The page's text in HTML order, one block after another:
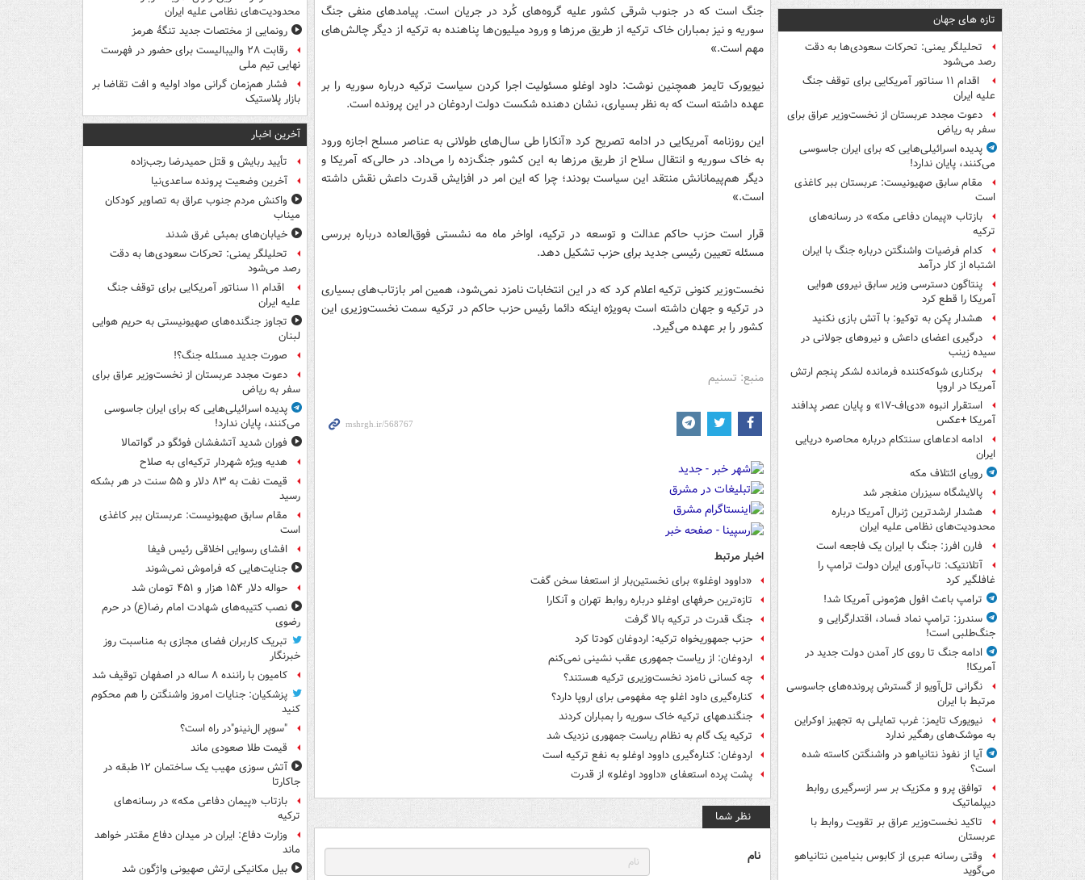
تازه های جهان
تحلیلگر یمنی: تحرکات سعودی‌ها به دقت
رصد می‌شود
اقدام ۱۱ سناتور آمریکایی برای توقف جنگ
علیه ایران
دعوت مجدد عربستان از نخست‌وزیر عراق برای
سفر به ریاض
پدیده اسرائیلی‌هایی که برای ایران جاسوسی
می‌کنند، پایان ندارد!
مقام سابق صهیونیست: عربستان ببر کاغذی
است
بازتاب «پیمان دفاعی مکه» در رسانه‌های
ترکیه
کدام فرضیات واشنگتن درباره جنگ با ایران
اشتباه از کار درآمد
پنتاگون دسترسی وزیر سابق نیروی هوایی
آمریکا را قطع کرد
هشدار پکن به توکیو: با آتش بازی نکنید
درگیری اعضای داعش و نیروهای جولانی در
سیده زینب
برکناری شوکه‌کننده فرمانده لشکر پنجم ارتش
آمریکا در اروپا
استقرار انبوه «دی‌اف‑۱۷» و پایان عصر پدافند
آمریکا +عکس
ادامه ادعاهای سنتکام درباره محاصره دریایی
ایران
رویای ائتلاف مکه
پالایشگاه سیزران منفجر شد
هشدار ارشدترین ژنرال آمریکا درباره
محدودیت‌های نظامی علیه ایران
فارن افرز: جنگ با ایران یک فاجعه است
آتلانتیک: تاب‌آوری ایران دولت ترامپ را
غافلگیر کرد
ترامپ باعث افول هژمونی آمریکا شد!
سندرز: ترامپ نماد فساد، اقتدارگرایی و
جنگ‌طلبی است!
ادامه جنگ تا روی کار آمدن دولت جدید در
آمریکا!
نگرانی تل‌آویو از گسترش پرونده‌های جاسوسی
مرتبط با ایران
نیویورک تایمز: غرب تمایلی به تجهیز اوکراین
به موشک‌های رهگیر ندارد
آیا از نفوذ نتانیاهو در واشنگتن کاسته شده
است؟
توافق پرو و مکزیک بر سر ازسرگیری روابط
دیپلماتیک
تاکید نخست‌وزیر عراق بر تقویت روابط با
عربستان
وقتی رسانه عبری از کابوس بنیامین نتانیاهو
می‌گوید
جنگ است که در جنوب شرقی کشور علیه گروه‌های کُرد در جریان است. پیامدهای منفی جنگ
سوریه و نیز بمباران خاک ترکیه از طریق مرزها و ورود میلیون‌ها پناهنده به ترکیه از دیگر چالش‌های
مهم است.»
نیویورک تایمز همچنین نوشت: داود اوغلو مسئولیت اجرا کردن سیاست ترکیه درباره سوریه را بر
عهده داشته است که به نظر بسیاری، نشان دهنده شکست دولت اردوغان در این پرونده است.
این روزنامه آمریکایی در ادامه تصریح کرد «آنکارا طی سال‌های طولانی به عناصر مسلح اجازه ورود
به خاک سوریه و انتقال سلاح از طریق مرزها به این کشور جنگ‌زده را می‌داد. در حالی‌که آمریکا و
دیگر هم‌پیمانانش منتقد این سیاست بودند؛ چرا که این امر در افزایش قدرت داعش نقش داشته
است.»
قرار است حزب حاکم عدالت و توسعه در ترکیه، اواخر ماه مه نشستی فوق‌العاده درباره بررسی
مسئله تعیین رئیسی جدید برای حزب تشکیل دهد.
نخست‌وزیر کنونی ترکیه اعلام کرد که در این انتخابات نامزد نمی‌شود، همین امر بازتاب‌های بسیاری
در ترکیه و جهان داشته است به‌ویژه اینکه دائما رئیس حزب حاکم در ترکیه سمت نخست‌وزیری این
کشور را بر عهده می‌گیرد.
منبع: تسنیم
اخبار مرتبط
«داوود اوغلو» برای نخستین‌بار از استعفا سخن گفت
تازه‌ترین حرفهای اوغلو درباره روابط تهران و آنکارا
جنگ قدرت در ترکیه بالا گرفت
حزب جمهوریخواه ترکیه: اردوغان کودتا کرد
اردوغان: از ریاست جمهوری عقب نشینی نمی‌کنم
چه کسانی نامزد نخست‌وزیری ترکیه هستند؟
کناره‌گیری داود اغلو چه مفهومی برای اروپا دارد؟
جنگنده‎های ترکیه خاک سوریه را بمباران کردند
ترکیه یک گام به نظام ریاست جمهوری نزدیک شد
اردوغان: کناره‌گیری داوود اوغلو به نفع ترکیه است
پشت پرده استعفای «داوود اوغلو» از قدرت
نظر شما
نام
محدودیت‌های نظامی علیه ایران
رونمایی از مختصات جدید تنگۀ هرمز
رقابت ۲۸ والیبالیست برای حضور در فهرست
نهایی تیم ملی
فشار هم‌زمان گرانی مواد اولیه و افت تقاضا بر
بازار پلاستیک
آخرین اخبار
تأیید ربایش و قتل حمیدرضا رجب‌زاده
آخرین وضعیت پرونده ساعدی‌نیا
واکنش مردم جنوب عراق به تصاویر کودکان
میناب
خیابان‌های بمبئی غرق شدند
تحلیلگر یمنی: تحرکات سعودی‌ها به دقت
رصد می‌شود
اقدام ۱۱ سناتور آمریکایی برای توقف جنگ
علیه ایران
تجاوز جنگنده‌های صهیونیستی به حریم هوایی
لبنان
صورت جدید مسئله جنگ؟!
دعوت مجدد عربستان از نخست‌وزیر عراق برای
سفر به ریاض
پدیده اسرائیلی‌هایی که برای ایران جاسوسی
می‌کنند، پایان ندارد!
فوران شدید آتشفشان فوئگو در گواتمالا
هدیه ویژه شهردار ترکیه‌ای به صلاح
قیمت نفت به ۸۳ دلار و ۵۵ سنت در هر بشکه
رسید
مقام سابق صهیونیست: عربستان ببر کاغذی
است
افشای رسوایی اخلاقی رئیس فیفا
جنایت‌هایی که فراموش نمی‌شوند
حواله دلار ۱۵۴ هزار و ۴۵۱ تومان شد
نصب کتیبه‌های شهادت امام رضا(ع) در حرم
رضوی
تبریک کاربران فضای مجازی به مناسبت روز
خبرنگار
کامیون با راننده ۸ ساله در اصفهان توقیف شد
پزشکیان: جنایات امروز واشنگتن را هم محکوم
کنید
"سوپر ال‌نینو"در راه است؟
قیمت طلا صعودی ماند
آتش سوزی مهیب یک ساختمان ۱۲ طبقه در
جاکارتا
بازتاب «پیمان دفاعی مکه» در رسانه‌های
ترکیه
وزارت دفاع: ایران در میدان دفاع مقتدر خواهد
ماند
بیل مکانیکی ارتش صهیونی واژگون شد